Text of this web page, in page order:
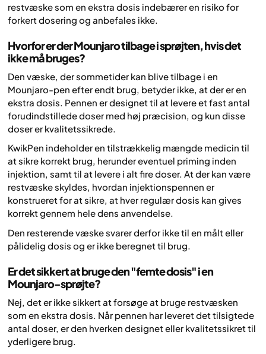
restvæske som en ekstra dosis indebærer en risiko for
forkert dosering og anbefales ikke.
Hvorfor er der Mounjaro tilbage i sprøjten, hvis det
ikke må bruges?
Den væske, der sommetider kan blive tilbage i en
Mounjaro-pen efter endt brug, betyder ikke, at der er en
ekstra dosis. Pennen er designet til at levere et fast antal
forudindstillede doser med høj præcision, og kun disse
doser er kvalitetssikrede.
KwikPen indeholder en tilstrækkelig mængde medicin til
at sikre korrekt brug, herunder eventuel priming inden
injektion, samt til at levere i alt fire doser. At der kan være
restvæske skyldes, hvordan injektionspennen er
konstrueret for at sikre, at hver regulær dosis kan gives
korrekt gennem hele dens anvendelse.
Den resterende væske svarer derfor ikke til en målt eller
pålidelig dosis og er ikke beregnet til brug.
Er det sikkert at bruge den "femte dosis" i en
Mounjaro-sprøjte?
Nej, det er ikke sikkert at forsøge at bruge restvæsken
som en ekstra dosis. Når pennen har leveret det tilsigtede
antal doser, er den hverken designet eller kvalitetssikret til
yderligere brug.